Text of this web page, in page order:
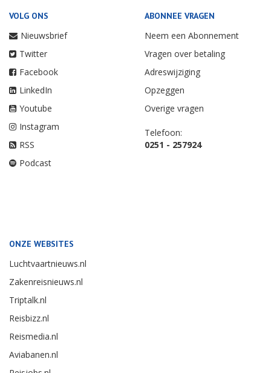
VOLG ONS
Nieuwsbrief
Twitter
Facebook
LinkedIn
Youtube
Instagram
RSS
Podcast
ABONNEE VRAGEN
Neem een Abonnement
Vragen over betaling
Adreswijziging
Opzeggen
Overige vragen
Telefoon:
0251 - 257924
ONZE WEBSITES
Luchtvaartnieuws.nl
Zakenreisnieuws.nl
Triptalk.nl
Reisbizz.nl
Reismedia.nl
Aviabanen.nl